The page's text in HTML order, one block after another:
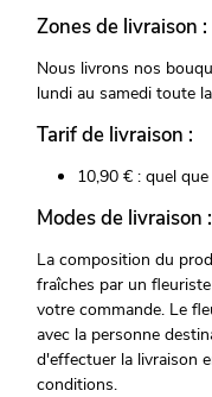
Zones de livraison :
Nous livrons nos
lundi au samedi toute
Tarif de livraison :
10,90 € : quel
Modes de livraison :
La composition du
fraîches par un
votre commande. Le
avec la personne
d'effectuer la livraison
conditions.